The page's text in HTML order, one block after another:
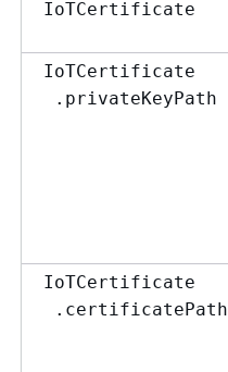
IoTCertificate
IoTCertificate
.privateKeyPath
IoTCertificate
.certificatePath